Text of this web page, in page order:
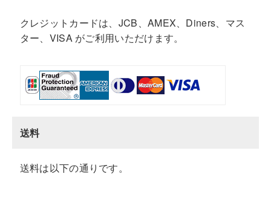
クレジットカードは、JCB、AMEX、Diners、マス
ター、VISA がご利用いただけます。
送料
送料は以下の通りです。